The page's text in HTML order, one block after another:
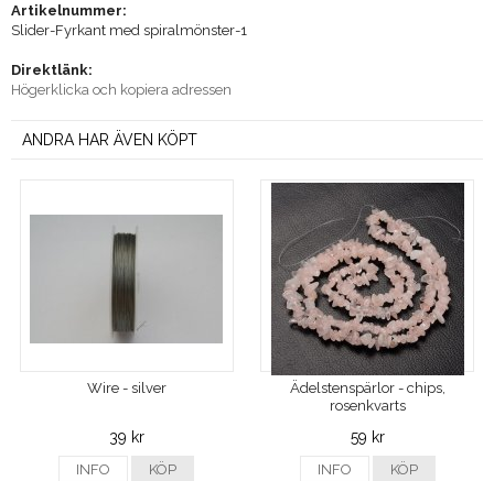
Artikelnummer:
Slider-Fyrkant med spiralmönster-1
Direktlänk:
Högerklicka och kopiera adressen
ANDRA HAR ÄVEN KÖPT
Wire - silver
39 kr
INFO KÖP
Ädelstenspärlor - chips,
rosenkvarts
59 kr
INFO KÖP